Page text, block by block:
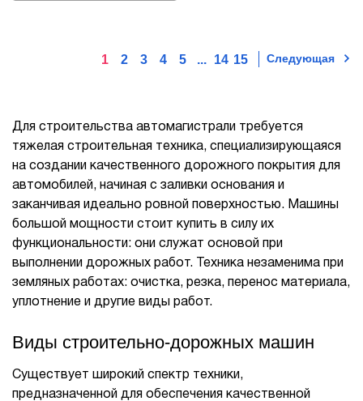
1 2 3 4 5 ... 14 15 Следующая
Для строительства автомагистрали требуется
тяжелая строительная техника, специализирующаяся
на создании качественного дорожного покрытия для
автомобилей, начиная с заливки основания и
заканчивая идеально ровной поверхностью. Машины
большой мощности стоит купить в силу их
функциональности: они служат основой при
выполнении дорожных работ. Техника незаменима при
земляных работах: очистка, резка, перенос материала,
уплотнение и другие виды работ.
Виды строительно-дорожных машин
Существует широкий спектр техники,
предназначенной для обеспечения качественной